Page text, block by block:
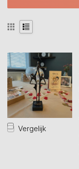
Vergelijk